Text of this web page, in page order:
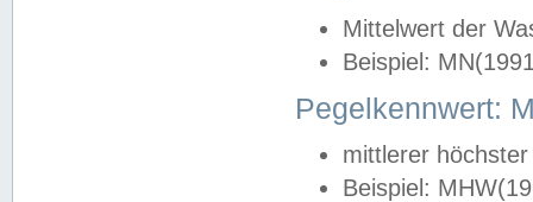
Mittelwert der
Beispiel:
Pegelkennwert:
mittlerer
Beispiel: